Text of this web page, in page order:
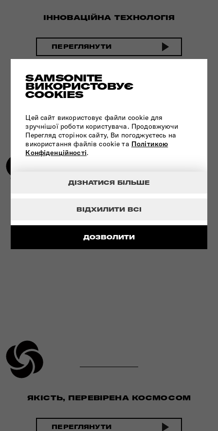
SAMSONITE
ВИКОРИСТОВУЄ
COOKIES
Цей сайт використовує файли cookie для
зручнішої роботи користувача. Продовжуючи
Перегляд сторінок сайту, Ви погоджуєтесь на
використання файлів cookie та Політикою
Конфіденційності.
ДОЗВОЛИТИ
ВІДХИЛИТИ ВСІ
ДІЗНАТИСЯ БІЛЬШЕ
ІННОВАЦІЙНА ТЕХНОЛОГІЯ
ПЕРЕГЛЯНУТИ
TSA
ДЕТАЛЬНІШЕ
ЯКІСТЬ, ПЕРЕВІРЕНА КОСМОСОМ
ПЕРЕГЛЯНУТИ